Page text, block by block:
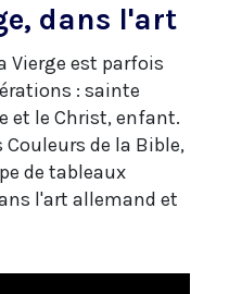
dans l'art
Vierge est parfois
: sainte
et le Christ, enfant.
de la Bible,
de tableaux
l'art allemand et